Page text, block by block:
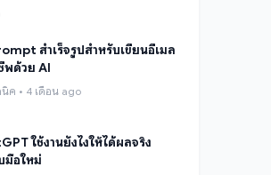
สำเร็จรูปสำหรับเขียนอีเมล
พด้วย AI
ค • 4 เดือน ago
ใช้งานยังไงให้ได้ผลจริง
มือใหม่